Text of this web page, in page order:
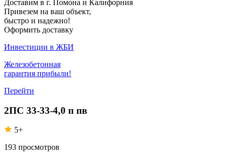
Доставим в г. Помона и Калифорния
Привезем на ваш объект,
быстро и надежно!
Оформить доставку
Инвестиции в ЖБИ
Железобетонная
гарантия прибыли!
Перейти
2ПС 33-33-4,0 п пв
5+
193 просмотров